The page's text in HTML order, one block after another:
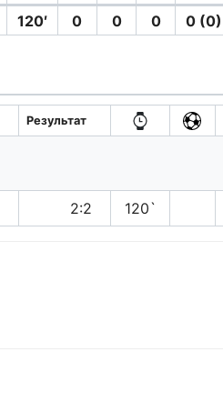
120′ 0 0 0 0 (0)
Результат
2:2 120`